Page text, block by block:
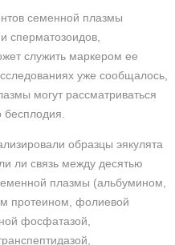
семенной плазмы
сперматозоидов,
служить маркером ее
уже сообщалось,
могут рассматриваться
образцы эякулята
ли связь между десятью
плазмы (альбумином,
протеином, фолиевой
фосфатазой,